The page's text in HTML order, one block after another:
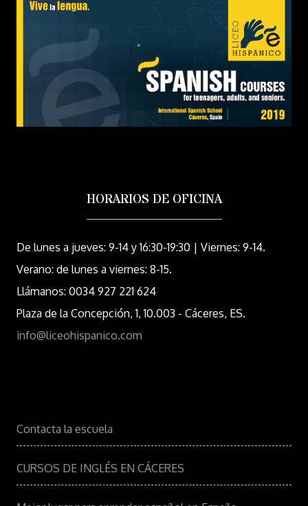
HORARIOS DE OFICINA
De lunes a jueves: 9-14 y 16:30-19:30 | Viernes: 9-14.
Verano: de lunes a viernes: 8-15.
Llámanos: 0034 927 221 624
Plaza de la Concepción, 1, 10.003 - Cáceres, ES.
info@liceohispanico.com
Contacta la escuela
CURSOS DE INGLÉS EN CÁCERES